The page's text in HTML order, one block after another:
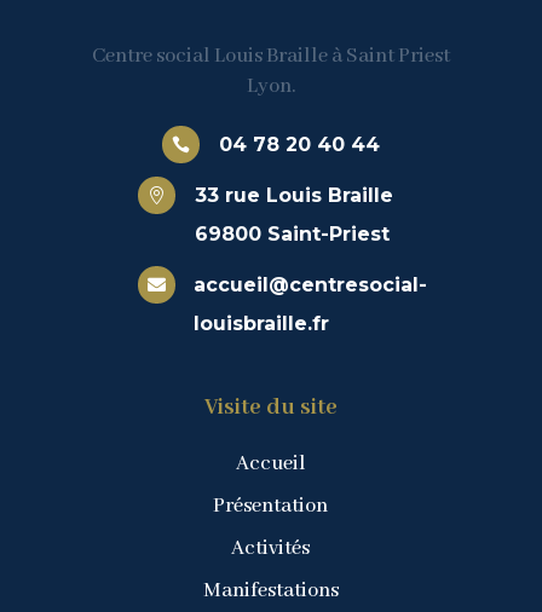
Centre social Louis Braille à Saint Priest
Lyon.
 04 78 20 40 44

33 rue Louis Braille
69800 Saint-Priest

accueil@centresocial-
louisbraille.fr
Visite du site
Accueil
Présentation
Activités
Manifestations